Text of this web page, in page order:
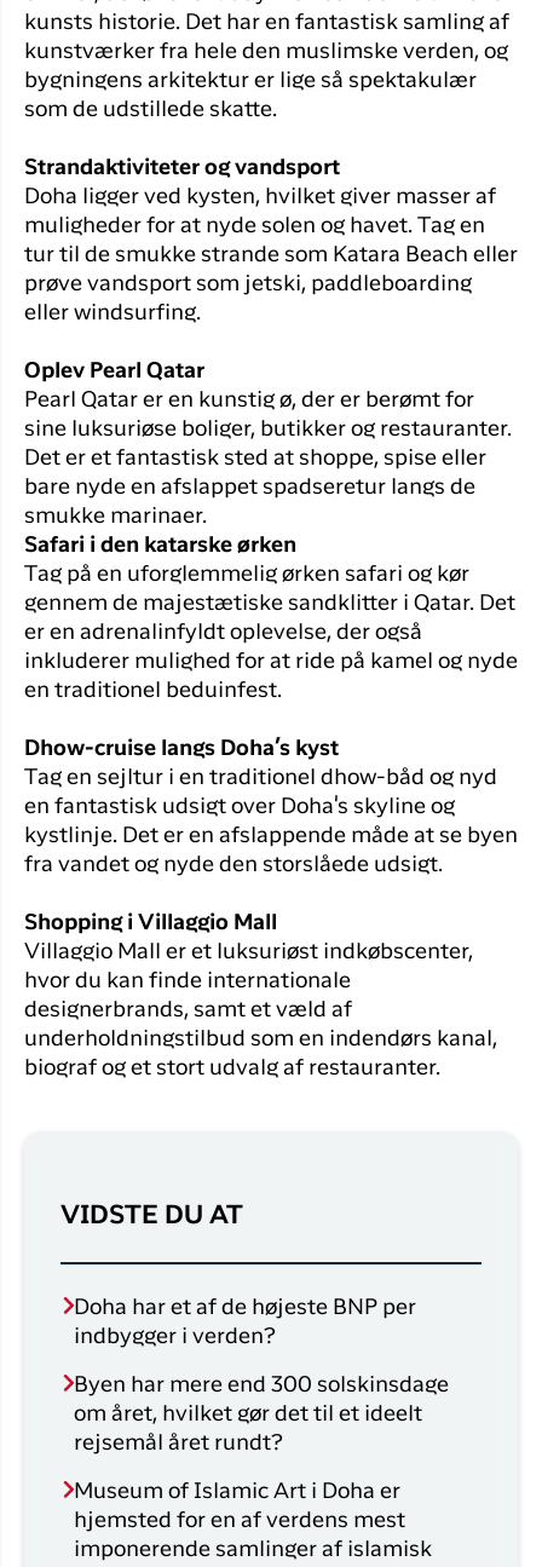
kunsts historie. Det har en fantastisk samling af
kunstværker fra hele den muslimske verden, og
bygningens arkitektur er lige så spektakulær
som de udstillede skatte.
Strandaktiviteter og vandsport
Doha ligger ved kysten, hvilket giver masser af
muligheder for at nyde solen og havet. Tag en
tur til de smukke strande som Katara Beach eller
prøve vandsport som jetski, paddleboarding
eller windsurfing.
Oplev Pearl Qatar
Pearl Qatar er en kunstig ø, der er berømt for
sine luksuriøse boliger, butikker og restauranter.
Det er et fantastisk sted at shoppe, spise eller
bare nyde en afslappet spadseretur langs de
smukke marinaer.
Safari i den katarske ørken
Tag på en uforglemmelig ørken safari og kør
gennem de majestætiske sandklitter i Qatar. Det
er en adrenalinfyldt oplevelse, der også
inkluderer mulighed for at ride på kamel og nyde
en traditionel beduinfest.
Dhow-cruise langs Doha’s kyst
Tag en sejltur i en traditionel dhow-båd og nyd
en fantastisk udsigt over Doha's skyline og
kystlinje. Det er en afslappende måde at se byen
fra vandet og nyde den storslåede udsigt.
Shopping i Villaggio Mall
Villaggio Mall er et luksuriøst indkøbscenter,
hvor du kan finde internationale
designerbrands, samt et væld af
underholdningstilbud som en indendørs kanal,
biograf og et stort udvalg af restauranter.
VIDSTE DU AT
Doha har et af de højeste BNP per
indbygger i verden?
Byen har mere end 300 solskinsdage
om året, hvilket gør det til et ideelt
rejsemål året rundt?
Museum of Islamic Art i Doha er
hjemsted for en af verdens mest
imponerende samlinger af islamisk